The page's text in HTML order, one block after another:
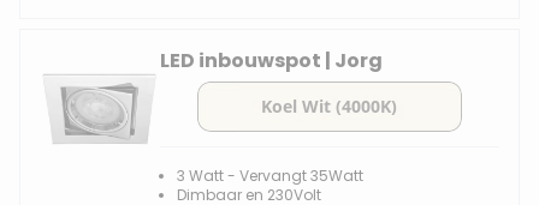
LED inbouwspot | Jorg
3 Watt - Vervangt 35Watt
Dimbaar en 230Volt